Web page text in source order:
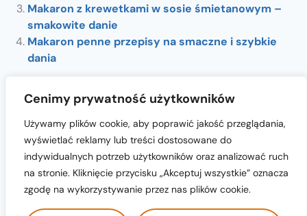
Cenimy prywatność użytkowników
Używamy plików cookie, aby poprawić jakość przeglądania,
wyświetlać reklamy lub treści dostosowane do
indywidualnych potrzeb użytkowników oraz analizować ruch
na stronie. Kliknięcie przycisku „Akceptuj wszystkie” oznacza
zgodę na wykorzystywanie przez nas plików cookie.
Makaron z krewetkami w sosie śmietanowym –
smakowite danie
Makaron penne przepisy na smaczne i szybkie
dania
cukiernia-nicola.pl © 2024 All Rights